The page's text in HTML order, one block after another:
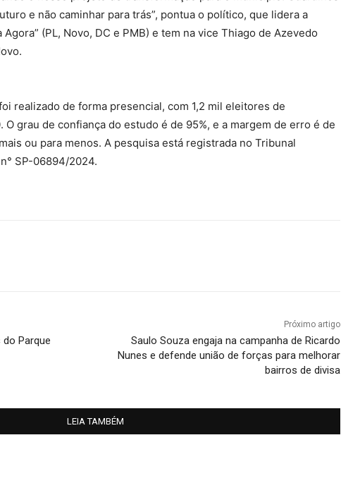
e não caminhar para trás”, pontua o político, que lidera a
Agora” (PL, Novo, DC e PMB) e tem na vice Thiago de Azevedo
realizado de forma presencial, com 1,2 mil eleitores de
O grau de confiança do estudo é de 95%, e a margem de erro é de
ou para menos. A pesquisa está registrada no Tribunal
SP-06894/2024.
Parque
Próximo artigo
Saulo Souza engaja na campanha de Ricardo
Nunes e defende união de forças para melhorar
bairros de divisa
LEIA TAMBÉM